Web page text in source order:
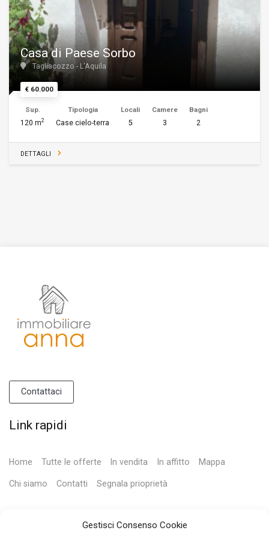
Gestisci Consenso Cookie
Casa di Paese Sorbo
Tagliacozzo - L'Aquila
€ 60.000
Sup.
120 m2
Tipologia
Case cielo-terra
Locali
5
Camere
3
Bagni
2
DETTAGLI
Contattaci
Link rapidi
Home Tutte le offerte In vendita In affitto Mappa
Chi siamo Contatti Segnala prioprietà